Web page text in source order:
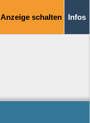
Anzeige schalten Infos